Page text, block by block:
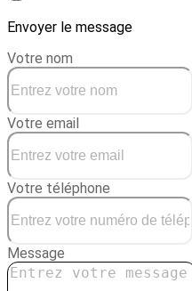
Envoyer le message
Votre nom
Votre email
Votre téléphone
Message